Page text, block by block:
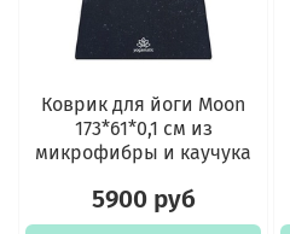
Коврик для йоги Moon
173*61*0,1 см из
микрофибры и каучука
5900 руб